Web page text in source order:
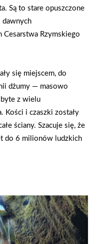
Są to stare opuszczone
dawnych
Cesarstwa Rzymskiego
się miejscem, do
dżumy — masowo
z wielu
Kości i czaszki zostały
ściany. Szacuje się, że
do 6 milionów ludzkich